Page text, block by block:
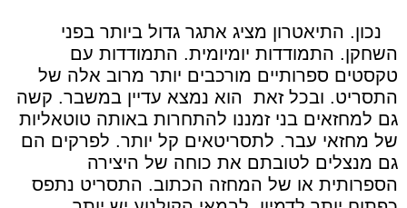
נכון. התיאטרון מציג אתגר גדול ביותר בפני
השחקן. התמודדות יומיומית. התמודדות עם
טקסטים ספרותיים מורכבים יותר מרוב אלה של
התסריט. ובכל זאת
הוא נמצא עדיין במשבר. קשה
גם למחזאים בני זמננו להתחרות באותה טוטאליות
של מחזאי עבר. לתסריטאים קל יותר. לפרקים הם
גם מנצלים לטובתם את כוחה של היצירה
הספרותית או של המחזה הכתוב. התסריט נתפס